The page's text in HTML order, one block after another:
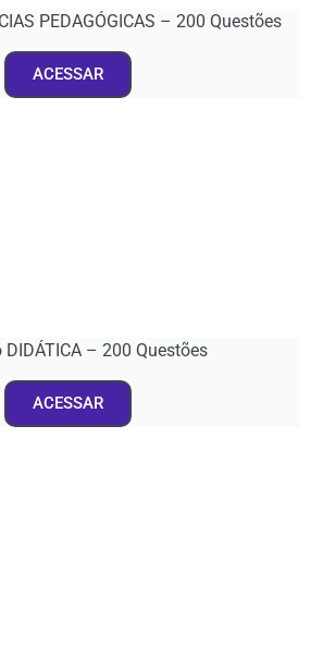
PEDAGÓGICAS – 200 Questões
ACESSAR
– 200 Questões
ACESSAR